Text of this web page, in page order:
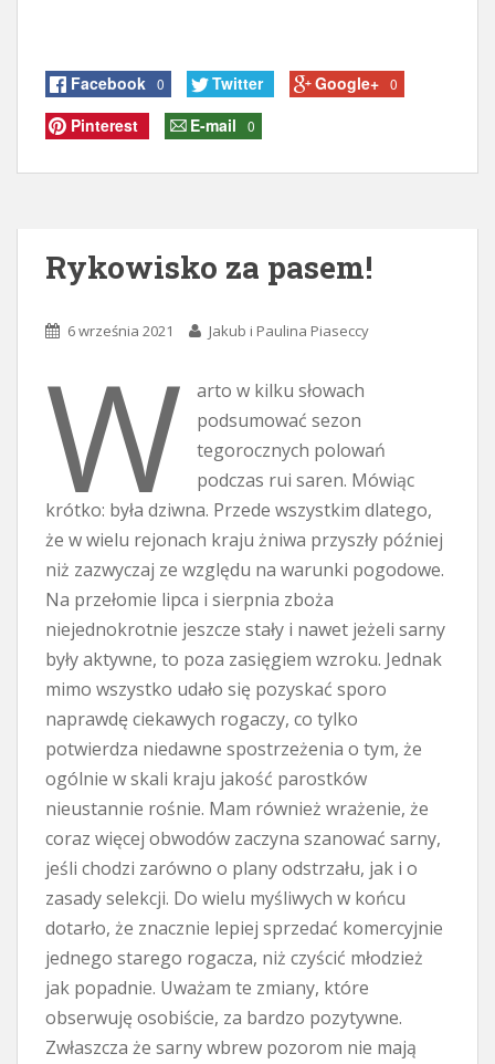
Facebook 0 Twitter Google+ 0
Pinterest E-mail 0
Rykowisko za pasem!
6 września 2021 Jakub i Paulina Piaseccy
W
arto w kilku słowach
podsumować sezon
tegorocznych polowań
podczas rui saren. Mówiąc
krótko: była dziwna. Przede wszystkim dlatego,
że w wielu rejonach kraju żniwa przyszły później
niż zazwyczaj ze względu na warunki pogodowe.
Na przełomie lipca i sierpnia zboża
niejednokrotnie jeszcze stały i nawet jeżeli sarny
były aktywne, to poza zasięgiem wzroku. Jednak
mimo wszystko udało się pozyskać sporo
naprawdę ciekawych rogaczy, co tylko
potwierdza niedawne spostrzeżenia o tym, że
ogólnie w skali kraju jakość parostków
nieustannie rośnie. Mam również wrażenie, że
coraz więcej obwodów zaczyna szanować sarny,
jeśli chodzi zarówno o plany odstrzału, jak i o
zasady selekcji. Do wielu myśliwych w końcu
dotarło, że znacznie lepiej sprzedać komercyjnie
jednego starego rogacza, niż czyścić młodzież
jak popadnie. Uważam te zmiany, które
obserwuję osobiście, za bardzo pozytywne.
Zwłaszcza że sarny wbrew pozorom nie mają